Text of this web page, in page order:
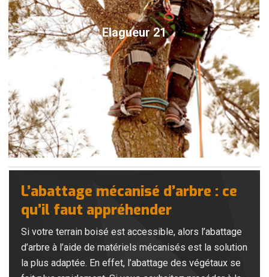
Elagueur 21
L’abattage mécanisé d’arbre : ce
qu’il faut appréhender
Si votre terrain boisé est accessible, alors l’abattage
d’arbre à l’aide de matériels mécanisés est la solution
la plus adaptée. En effet, l’abattage des végétaux se